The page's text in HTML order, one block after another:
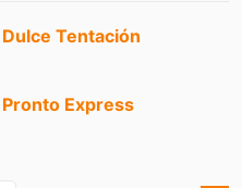
Dulce Tentación
Pronto Express